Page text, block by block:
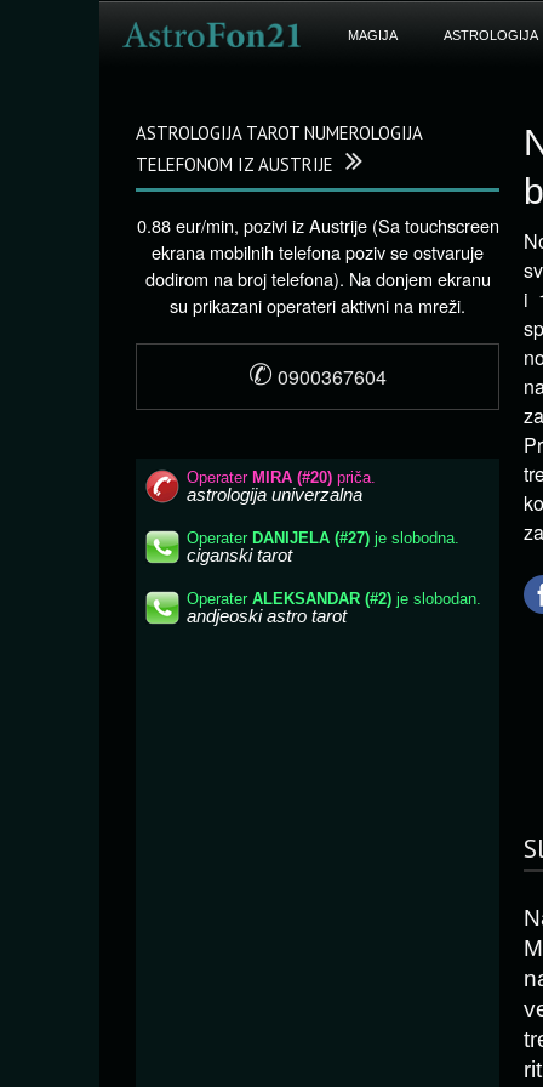
MAGIJA ASTROLOGIJA
i
ASTROLOGIJA TAROT NUMEROLOGIJA
TELEFONOM IZ AUSTRIJE
0.88 eur/min, pozivi iz Austrije (Sa touchscreen
ekrana mobilnih telefona poziv se ostvaruje
dodirom na broj telefona). Na donjem ekranu
su prikazani operateri aktivni na mreži.
✆ 0900367604